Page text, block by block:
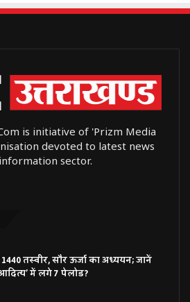
is initiative of 'Prizm Media
devoted to latest news
sector.
तस्वीर, सौर ऊर्जा का अध्ययन; जानें
में लगे 7 पेलोड?